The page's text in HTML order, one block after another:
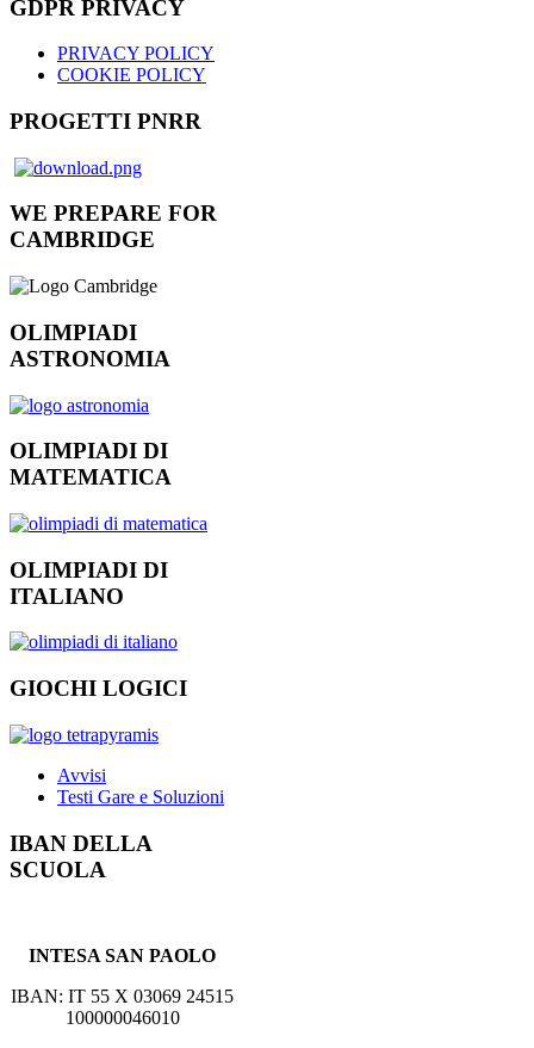
GDPR PRIVACY
PRIVACY POLICY
COOKIE POLICY
PROGETTI PNRR
WE PREPARE FOR
CAMBRIDGE
OLIMPIADI
ASTRONOMIA
OLIMPIADI DI
MATEMATICA
OLIMPIADI DI
ITALIANO
GIOCHI LOGICI
Avvisi
Testi Gare e Soluzioni
IBAN DELLA
SCUOLA
INTESA SAN PAOLO
IBAN: IT 55 X 03069 24515
100000046010